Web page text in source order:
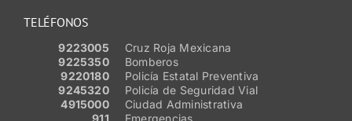
TELÉFONOS
9223005
Cruz Roja Mexicana
9225350
Bomberos
9220180
Policía Estatal Preventiva
9245320
Policía de Seguridad Vial
4915000
Ciudad Administrativa